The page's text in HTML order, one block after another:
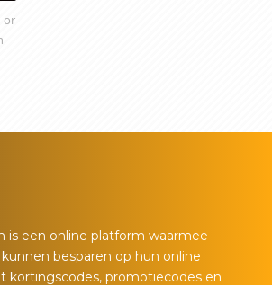
or
is een online platform waarmee
besparen op hun online
kortingscodes, promotiecodes en